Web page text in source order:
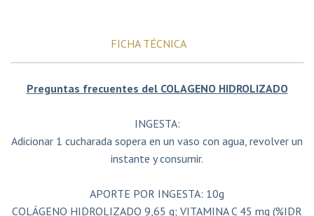
FICHA TÉCNICA
Preguntas frecuentes del COLAGENO HIDROLIZADO
INGESTA:
Adicionar 1 cucharada sopera en un vaso con agua, revolver un
instante y consumir.
APORTE POR INGESTA: 10g
COLÁGENO HIDROLIZADO 9,65 g; VITAMINA C 45 mg (%IDR